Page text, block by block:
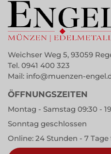
Weichser Weg 5, 93059
Tel. 0941 400 323
Mail: info@muenzen-
ÖFFNUNGSZEITEN
Montag - Samstag 09:30 -
Sonntag geschlossen
Online: 24 Stunden - 7